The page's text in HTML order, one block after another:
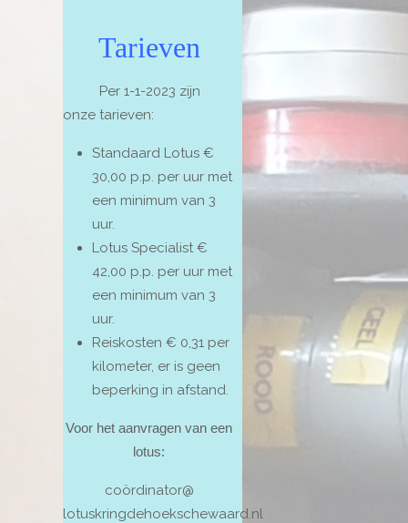
Tarieven
Per 1-1-2023 zijn
onze tarieven:
Standaard Lotus €
30,00 p.p. per uur met
een minimum van 3
uur.
Lotus Specialist €
42,00 p.p. per uur met
een minimum van 3
uur.
Reiskosten € 0,31 per
kilometer, er is geen
beperking in afstand.
Voor het aanvragen van een
lotus:
coördinator@
lotuskringdehoekschewaard.nl